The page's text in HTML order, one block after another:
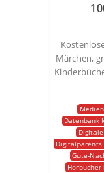
Märchen,
Datenbank
Gute-
Hörbücher